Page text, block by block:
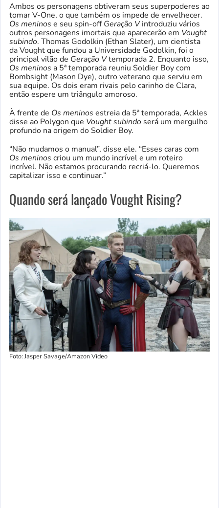
Ambos os personagens obtiveram seus superpoderes ao
tomar V-One, o que também os impede de envelhecer.
Os meninos e seu spin-offGeração Vintroduziu vários
outros personagens imortais que aparecerão em Vought
subindo. Thomas Godolkin (Ethan Slater), um cientista
da Vought que fundou a Universidade Godolkin, foi o
principal vilão de Geração Vtemporada 2. Enquanto isso,
Os meninos a 5ª temporada reuniu Soldier Boy com
Bombsight (Mason Dye), outro veterano que serviu em
sua equipe. Os dois eram rivais pelo carinho de Clara,
então espere um triângulo amoroso.
À frente de Os meninos estreia da 5ª temporada, Ackles
disse ao Polygon que Vought subindo será um mergulho
profundo na origem do Soldier Boy.
“Não mudamos o manual”, disse ele. “Esses caras com
Os meninos criou um mundo incrível e um roteiro
incrível. Não estamos procurando recriá-lo. Queremos
capitalizar isso e continuar.”
Quando será lançado Vought Rising?
Foto: Jasper Savage/Amazon Video